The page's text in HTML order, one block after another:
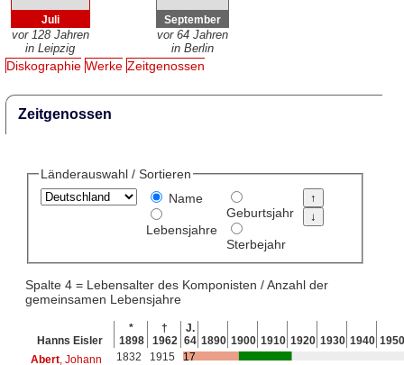
Juli
vor 128 Jahren
in Leipzig
September
vor 64 Jahren
in Berlin
Diskographie Werke Zeitgenossen
Zeitgenossen
Länderauswahl / Sortieren
Name
Lebensjahre
Geburtsjahr
Sterbejahr
Spalte 4 = Lebensalter des Komponisten / Anzahl der
gemeinsamen Lebensjahre
Hanns Eisler
*
1898
†
1962
J.
64 1890 1900 1910 1920 1930 1940 1950
Abert, Johann
1832 1915 17